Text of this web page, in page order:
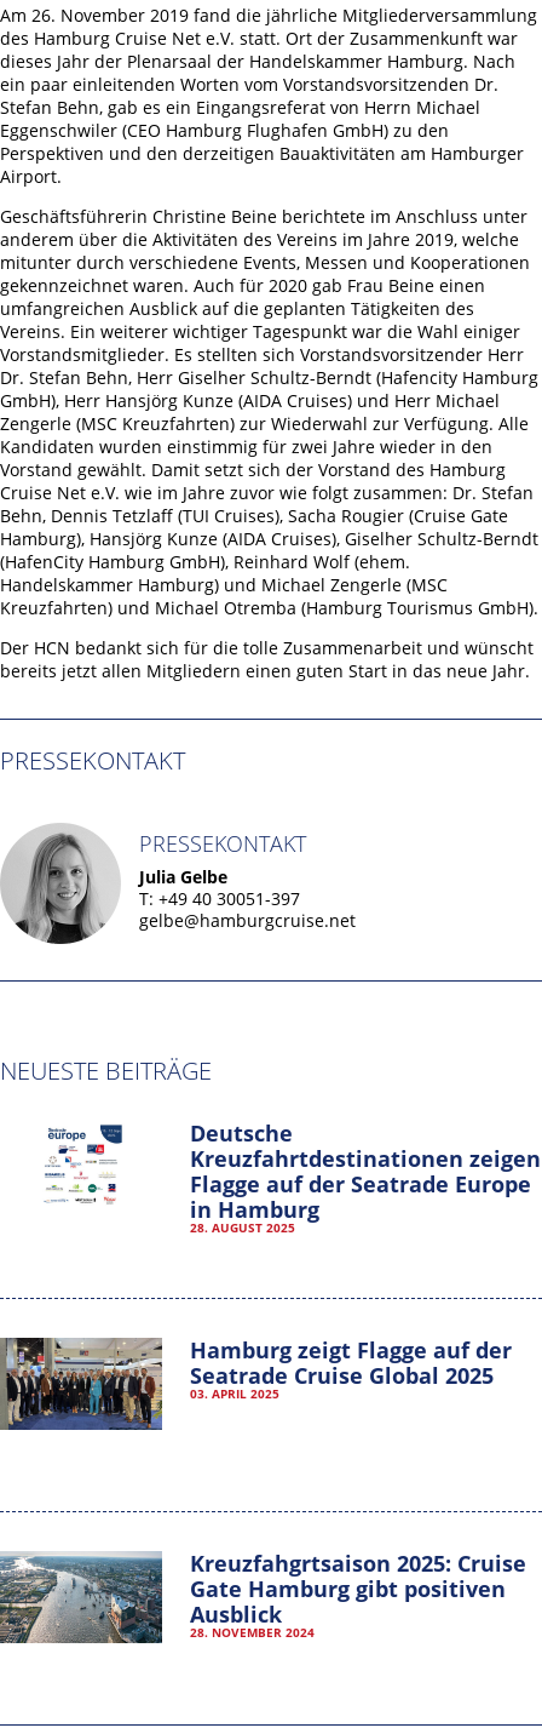
Am 26. November 2019 fand die jährliche Mitgliederversammlung
des Hamburg Cruise Net e.V. statt. Ort der Zusammenkunft war
dieses Jahr der Plenarsaal der Handelskammer Hamburg. Nach
ein paar einleitenden Worten vom Vorstandsvorsitzenden Dr.
Stefan Behn, gab es ein Eingangsreferat von Herrn Michael
Eggenschwiler (CEO Hamburg Flughafen GmbH) zu den
Perspektiven und den derzeitigen Bauaktivitäten am Hamburger
Airport.
Geschäftsführerin Christine Beine berichtete im Anschluss unter
anderem über die Aktivitäten des Vereins im Jahre 2019, welche
mitunter durch verschiedene Events, Messen und Kooperationen
gekennzeichnet waren. Auch für 2020 gab Frau Beine einen
umfangreichen Ausblick auf die geplanten Tätigkeiten des
Vereins. Ein weiterer wichtiger Tagespunkt war die Wahl einiger
Vorstandsmitglieder. Es stellten sich Vorstandsvorsitzender Herr
Dr. Stefan Behn, Herr Giselher Schultz-Berndt (Hafencity Hamburg
GmbH), Herr Hansjörg Kunze (AIDA Cruises) und Herr Michael
Zengerle (MSC Kreuzfahrten) zur Wiederwahl zur Verfügung. Alle
Kandidaten wurden einstimmig für zwei Jahre wieder in den
Vorstand gewählt. Damit setzt sich der Vorstand des Hamburg
Cruise Net e.V. wie im Jahre zuvor wie folgt zusammen: Dr. Stefan
Behn, Dennis Tetzlaff (TUI Cruises), Sacha Rougier (Cruise Gate
Hamburg), Hansjörg Kunze (AIDA Cruises), Giselher Schultz-Berndt
(HafenCity Hamburg GmbH), Reinhard Wolf (ehem.
Handelskammer Hamburg) und Michael Zengerle (MSC
Kreuzfahrten) und Michael Otremba (Hamburg Tourismus GmbH).
Der HCN bedankt sich für die tolle Zusammenarbeit und wünscht
bereits jetzt allen Mitgliedern einen guten Start in das neue Jahr.
PRESSEKONTAKT
PRESSEKONTAKT
Julia Gelbe
T: +49 40 30051-397
gelbe@hamburgcruise.net
NEUESTE BEITRÄGE
Deutsche
Kreuzfahrtdestinationen zeigen
Flagge auf der Seatrade Europe
in Hamburg
28. AUGUST 2025
Hamburg zeigt Flagge auf der
Seatrade Cruise Global 2025
03. APRIL 2025
Kreuzfahgrtsaison 2025: Cruise
Gate Hamburg gibt positiven
Ausblick
28. NOVEMBER 2024